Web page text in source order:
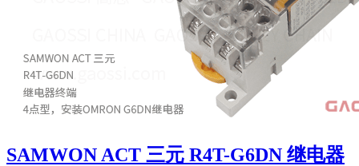
SAMWON ACT 三元 R4T-G6DN 继电器